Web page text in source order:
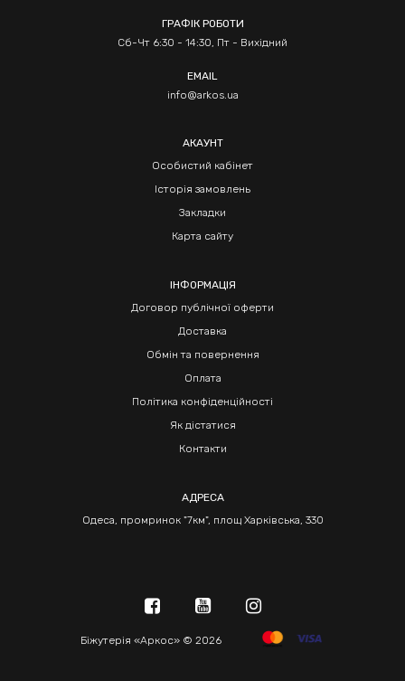
ГРАФІК РОБОТИ
Сб-Чт 6:30 - 14:30, Пт - Вихідний
EMAIL
info@arkos.ua
АКАУНТ
Особистий кабінет
Історія замовлень
Закладки
Карта сайту
ІНФОРМАЦІЯ
Договор публічної оферти
Доставка
Обмін та повернення
Оплата
Політика конфіденційності
Як дістатися
Контакти
АДРЕСА
Одеса, промринок "7км", площ Харківська, 330
Біжутерія «Аркос» © 2026